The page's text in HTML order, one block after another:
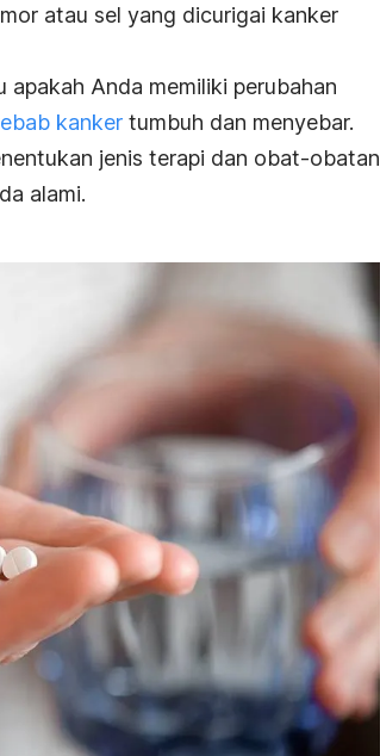
atau sel yang dicurigai kanker
Anda memiliki perubahan
kanker tumbuh dan menyebar.
jenis terapi dan obat-obatan
alami.